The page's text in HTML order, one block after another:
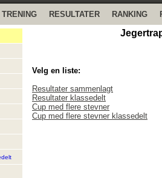
TRENING RESULTATER RANKING
Velg en liste:
Resultater sammenlagt
Resultater klassedelt
Cup med flere stevner
Cup med flere stevner klassedelt